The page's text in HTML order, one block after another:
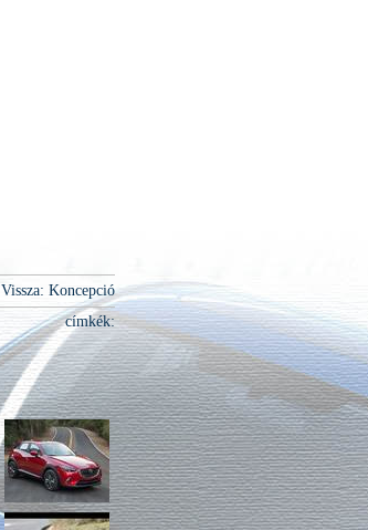
Vissza: Koncepció
címkék: